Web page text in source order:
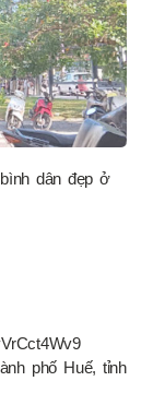
dân đẹp ở
phố Huế, tỉnh